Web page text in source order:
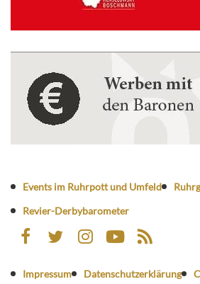
Events im Ruhrpott und Umfeld
Revier-Derbybarometer
Impressum Datenschutzerklärung